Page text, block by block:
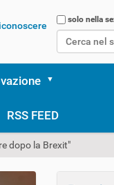
Cerca nel sito
solo nella
RSS FEED
dopo la Brexit"